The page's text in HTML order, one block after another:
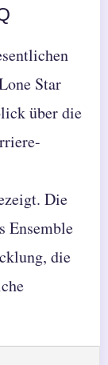
Star
über die
Die
Ensemble
die